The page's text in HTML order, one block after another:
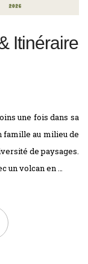
Itinéraire
une fois dans sa
famille au milieu de
de paysages.
un volcan en …